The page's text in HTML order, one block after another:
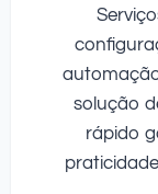
solução
rápido